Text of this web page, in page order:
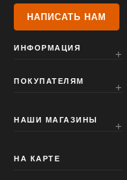
НАПИСАТЬ НАМ
ИНФОРМАЦИЯ
ПОКУПАТЕЛЯМ
НАШИ МАГАЗИНЫ
НА КАРТЕ